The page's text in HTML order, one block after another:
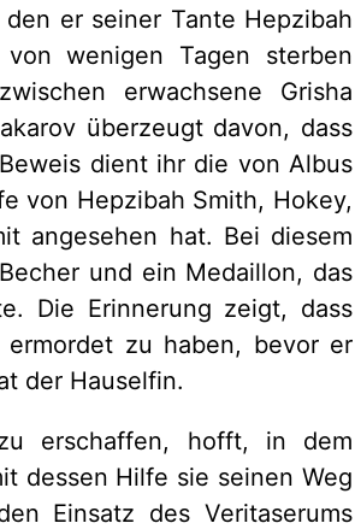
er seiner Tante Hepzibah
wenigen Tagen sterben
erwachsene Grisha
überzeugt davon, dass
dient ihr die von Albus
von Hepzibah Smith, Hokey,
angesehen hat. Bei diesem
und ein Medaillon, das
Die Erinnerung zeigt, dass
zu haben, bevor er
der Hauselfin.
erschaffen, hofft, in dem
dessen Hilfe sie seinen Weg
Einsatz des Veritaserums